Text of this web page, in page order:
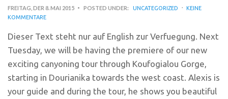
FREITAG, DER 8. MAI 2015 POSTED UNDER: UNCATEGORIZED
KEINE
KOMMENTARE
Dieser Text steht nur auf English zur Verfuegung. Next
Tuesday, we will be having the premiere of our new
exciting canyoning tour through Koufogialou Gorge,
starting in Dourianika towards the west coast. Alexis is
your guide and during the tour, he shows you beautiful